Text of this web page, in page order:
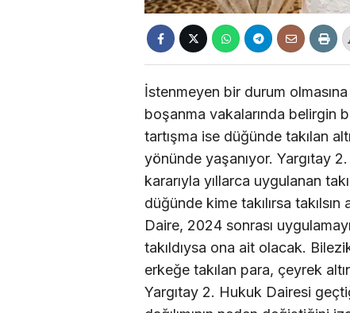
İstenmeyen bir durum
boşanma vakalarında belirgin
tartışma ise düğünde takılan
yönünde yaşanıyor. Yargıtay
kararıyla yıllarca uygulanan
düğünde kime takılırsa
Daire, 2024 sonrası
takıldıysa ona ait olacak.
erkeğe takılan para, çeyrek
Yargıtay 2. Hukuk Dairesi